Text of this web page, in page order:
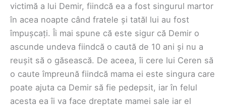
victimă a lui Demir, fiindcă ea a fost singurul martor
în acea noapte când fratele și tatăl lui au fost
împușcați. Îi mai spune că este sigur că Demir o
ascunde undeva fiindcă o caută de 10 ani și nu a
reușit să o găsească. De aceea, îi cere lui Ceren să
o caute împreună fiindcă mama ei este singura care
poate ajuta ca Demir să fie pedepsit, iar în felul
acesta ea îi va face dreptate mamei sale iar el